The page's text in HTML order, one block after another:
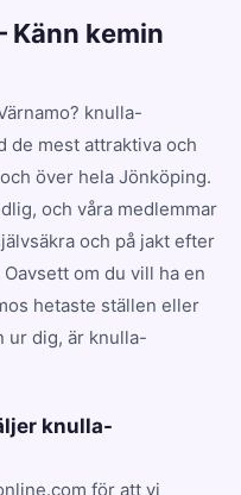
Känn kemin
knulla-
de mest attraktiva och
över hela Jönköping.
och våra medlemmar
och på jakt efter
om du vill ha en
hetaste ställen eller
ur dig, är knulla-
knulla-
för att vi